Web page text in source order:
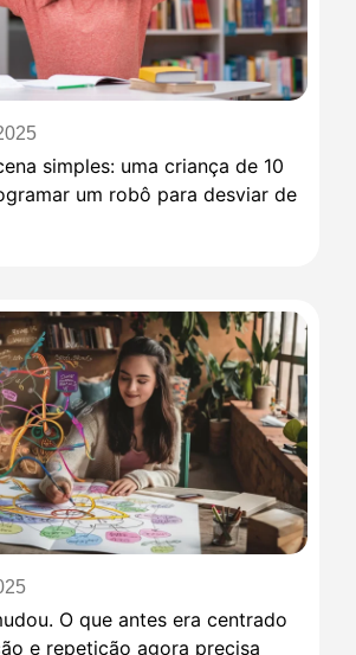
simples: uma criança de 10
um robô para desviar de
O que antes era centrado
e repetição agora precisa